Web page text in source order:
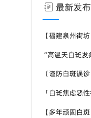
最新发布